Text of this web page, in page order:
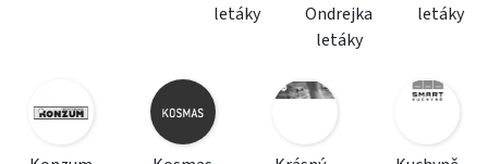
letáky
Ondrejka
letáky
letáky